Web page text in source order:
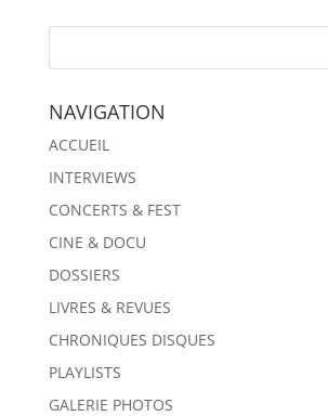
NAVIGATION
ACCUEIL
INTERVIEWS
CONCERTS & FEST
CINE & DOCU
DOSSIERS
LIVRES & REVUES
CHRONIQUES DISQUES
PLAYLISTS
GALERIE PHOTOS